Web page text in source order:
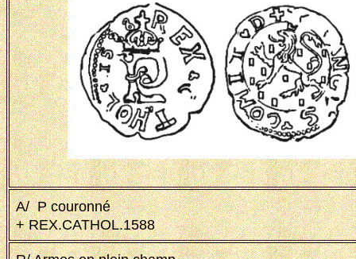
A/ P couronné
+ REX.CATHOL.1588